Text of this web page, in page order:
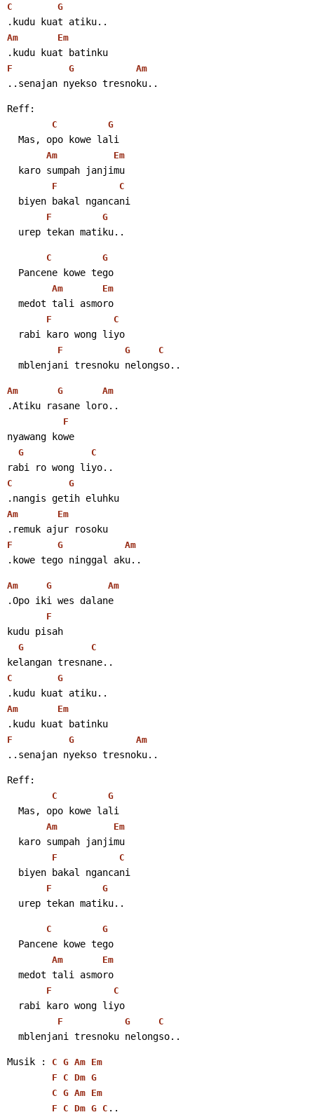
C G
.kudu kuat atiku..
Am Em
.kudu kuat batinku
F G Am
..senajan nyekso tresnoku..
Reff:
C G
  Mas, opo kowe lali
Am Em
  karo sumpah janjimu
F C
  biyen bakal ngancani
F G
  urep tekan matiku..
C G
  Pancene kowe tego
Am Em
  medot tali asmoro
F C
  rabi karo wong liyo
F G C
  mblenjani tresnoku nelongso..
Am G Am
.Atiku rasane loro..
F
nyawang kowe
G C
rabi ro wong liyo..
C G
.nangis getih eluhku
Am Em
.remuk ajur rosoku
F G Am
.kowe tego ninggal aku..
Am G Am
.Opo iki wes dalane
F
kudu pisah
G C
kelangan tresnane..
C G
.kudu kuat atiku..
Am Em
.kudu kuat batinku
F G Am
..senajan nyekso tresnoku..
Reff:
C G
  Mas, opo kowe lali
Am Em
  karo sumpah janjimu
F C
  biyen bakal ngancani
F G
  urep tekan matiku..
C G
  Pancene kowe tego
Am Em
  medot tali asmoro
F C
  rabi karo wong liyo
F G C
  mblenjani tresnoku nelongso..
Musik : C G Am Em
F
C Dm G
C G Am Em
F
C Dm G C ..